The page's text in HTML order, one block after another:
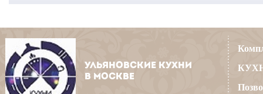
УЛЬЯНОВСКИЕ КУХНИ
В МОСКВЕ